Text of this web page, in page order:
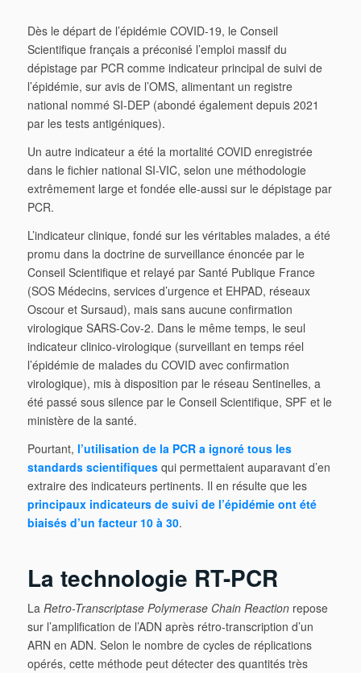
Dès le départ de l’épidémie COVID-19, le Conseil
Scientifique français a préconisé l’emploi massif du
dépistage par PCR comme indicateur principal de suivi de
l’épidémie, sur avis de l’OMS, alimentant un registre
national nommé SI-DEP (abondé également depuis 2021
par les tests antigéniques).
Un autre indicateur a été la mortalité COVID enregistrée
dans le fichier national SI-VIC, selon une méthodologie
extrêmement large et fondée elle-aussi sur le dépistage par
PCR.
L’indicateur clinique, fondé sur les véritables malades, a été
promu dans la doctrine de surveillance énoncée par le
Conseil Scientifique et relayé par Santé Publique France
(SOS Médecins, services d’urgence et EHPAD, réseaux
Oscour et Sursaud), mais sans aucune confirmation
virologique SARS-Cov-2. Dans le même temps, le seul
indicateur clinico-virologique (surveillant en temps réel
l’épidémie de malades du COVID avec confirmation
virologique), mis à disposition par le réseau Sentinelles, a
été passé sous silence par le Conseil Scientifique, SPF et le
ministère de la santé.
Pourtant, l’utilisation de la PCR a ignoré tous les
standards scientifiquesqui permettaient auparavant d’en
extraire des indicateurs pertinents. Il en résulte que les
principaux indicateurs de suivi de l’épidémie ont été
biaisés d’un facteur 10 à 30.
La technologie RT-PCR
La Retro-Transcriptase Polymerase Chain Reactionrepose
sur l’amplification de l’ADN après rétro-transcription d’un
ARN en ADN. Selon le nombre de cycles de réplications
opérés, cette méthode peut détecter des quantités très